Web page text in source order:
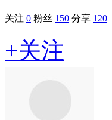
关注 0 粉丝 150 分享 120
+关注